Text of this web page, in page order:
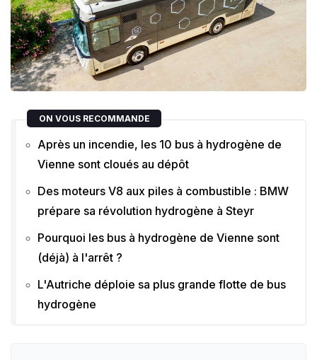
ON VOUS RECOMMANDE
Après un incendie, les 10 bus à hydrogène de
Vienne sont cloués au dépôt
Des moteurs V8 aux piles à combustible : BMW
prépare sa révolution hydrogène à Steyr
Pourquoi les bus à hydrogène de Vienne sont
(déjà) à l'arrêt ?
L'Autriche déploie sa plus grande flotte de bus
hydrogène